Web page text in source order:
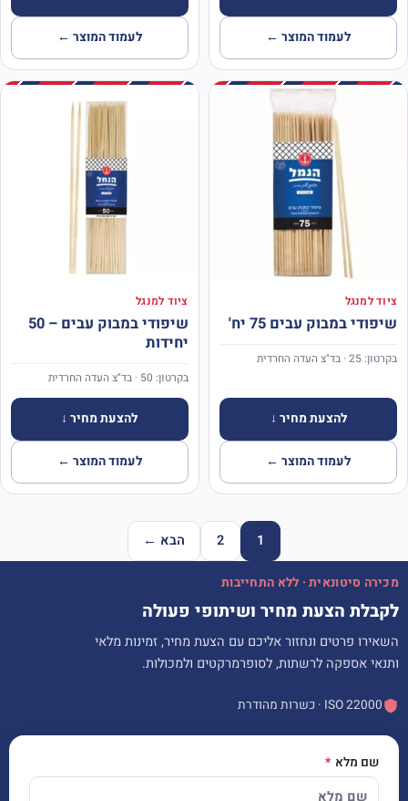
לעמוד המוצר ← לעמוד המוצר ←
ציוד למנגל
שיפודי במבוק עבים 75 יח'
בקרטון: 25 · בד"צ העדה החרדית
להצעת מחיר ↓
לעמוד המוצר ←
ציוד למנגל
שיפודי במבוק עבים – 50
יחידות
בקרטון: 50 · בד"צ העדה החרדית
להצעת מחיר ↓
לעמוד המוצר ←
1
2 הבא ←
מכירה סיטונאית · ללא התחייבות
לקבלת הצעת מחיר ושיתופי פעולה
השאירו פרטים ונחזור אליכם עם הצעת מחיר, זמינות מלאי
ותנאי אספקה לרשתות, לסופרמרקטים ולמכולות.
ISO 22000 · כשרות מהודרת
שם מלא